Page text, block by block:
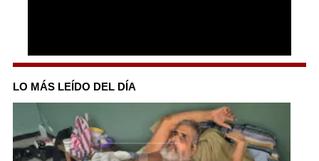
0
of
6
hours,
minutes,
35
seconds
LO MÁS LEÍDO DEL DÍA